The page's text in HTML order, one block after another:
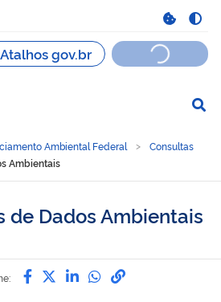
navegação
Ambiental Federal
Consultas
Ambientais
de Dados Ambientais
Compartilhe por Facebook
Compartilhe por Twitter
Compartilhe por
Compartilhe
link para